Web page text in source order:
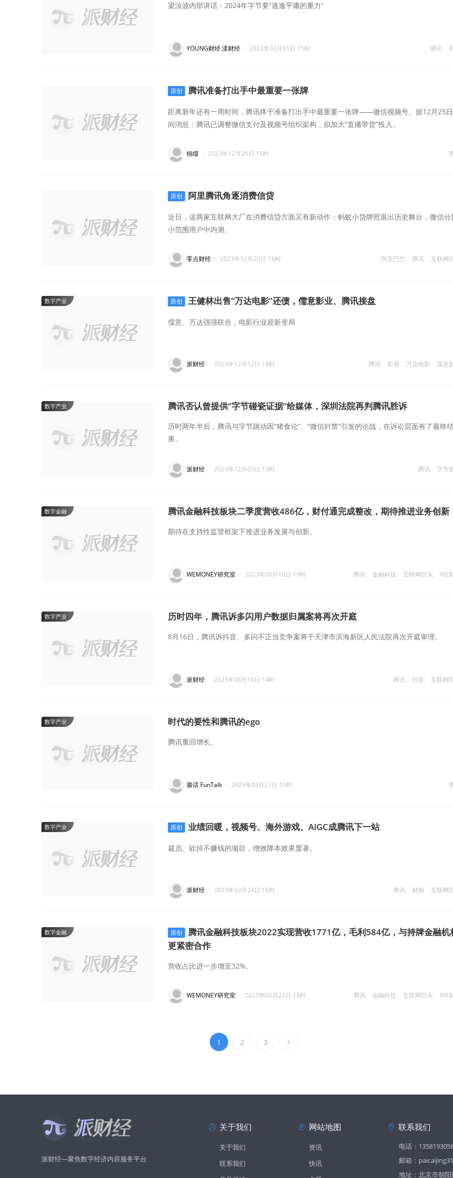
梁汝波内部讲话：2024年字节要“逃逸平庸的重力”
腾讯
YOUNG财经 漾财经 · 2024年02月01日 15时
原创 腾讯准备打出手中最重要一张牌
距离新年还有一周时间，腾讯终于准备打出手中最重要一张牌——微信视频号。据12月25
间消息：腾讯已调整微信支付及视频号组织架构，拟加大“直播带货”投入。
锦缎 · 2023年12月26日 15时
原创 阿里腾讯角逐消费信贷
近日，这两家互联网大厂在消费信贷方面又有新动作：蚂蚁小贷牌照退出历史舞台，微信分
小范围用户中内测。
阿里巴巴 腾讯 互联网
零点财经 · 2023年12月20日 16时
数字产业 原创 王健林出售“万达电影”还债，儒意影业、腾讯接盘
儒意、万达强强联合，电影行业迎新变局
腾讯 影视 万达电影 儒意
派财经 · 2023年12月12日 18时
数字产业 腾讯否认曾提供“字节碰瓷证据”给媒体，深圳法院再判腾讯胜诉
历时两年半后，腾讯与字节跳动因“猪食论”、“微信封禁”引发的论战，在诉讼层面有了最终
果。
腾讯 字节
派财经 · 2023年12月05日 13时
数字金融 腾讯金融科技板块二季度营收486亿，财付通完成整改，期待推进业务创新
期待在支持性监管框架下推进业务发展与创新。
腾讯 金融科技 互联网巨头 WE
WEMONEY研究室 · 2023年08月16日 19时
数字产业 历时四年，腾讯诉多闪用户数据归属案将再次开庭
8月16日，腾讯诉抖音、多闪不正当竞争案将于天津市滨海新区人民法院再次开庭审理。
腾讯 抖音 互联网
派财经 · 2023年08月10日 14时
数字产业 时代的要性和腾讯的ego
腾讯重回增长。
最话 FunTalk · 2023年03月27日 10时
数字产业 原创 业绩回暖，视频号、海外游戏、AIGC成腾讯下一站
裁员、砍掉不赚钱的项目，增效降本效果显著。
腾讯 财报 互联网
派财经 · 2023年03月24日 16时
数字金融 原创
腾讯金融科技板块2022实现营收1771亿，毛利584亿，与持牌金融机
更紧密合作
营收占比进一步增至32%。
腾讯 金融科技 互联网巨头 WE
WEMONEY研究室 · 2023年03月22日 18时
1 2 3
派财经—聚焦数字经济内容服务平台
关于我们
关于我们
联系我们
网站地图
资讯
快讯
联系我们
电话：
邮箱：
地址：北京市朝